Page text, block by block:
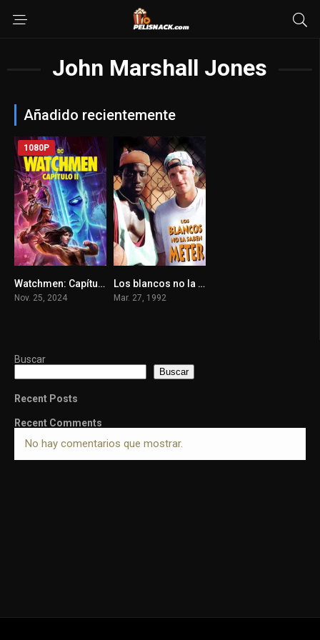
John Marshall Jones
Añadido recientemente
7.1
1080P
Watchmen: Capítulo 2 2024
Nov. 25, 2024
6.8Los blancos no la saben meter 1992
Mar. 27, 1992
Buscar
Buscar
Recent Posts
Recent Comments
No hay comentarios que mostrar.